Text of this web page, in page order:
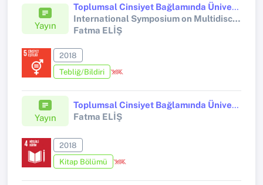
Yayın
Toplumsal Cinsiyet Bağlamında Üniversite Öğrencilerinin Kente Bakış Algısı
International Symposium on Multidisciplinary Studies
Fatma ELİŞ
2018
Tebliğ/Bildiri
Yayın
Toplumsal Cinsiyet Bağlamında ÜniversiteÖğrencilerinin Kente Bakış Algısı
Fatma ELİŞ
2018
Kitap Bölümü